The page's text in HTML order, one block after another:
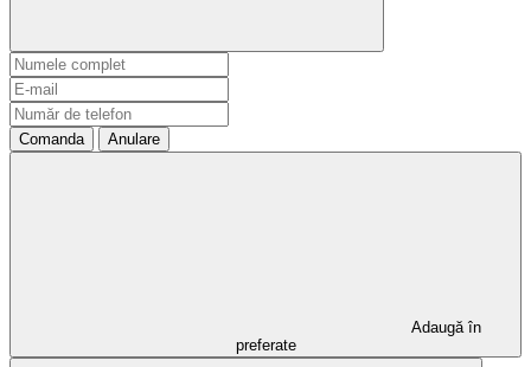
Comanda Anulare
Adaugă în
preferate